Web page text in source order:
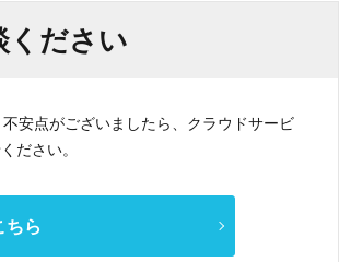
ください
安点がございましたら、クラウドサービ
ださい。
ちら